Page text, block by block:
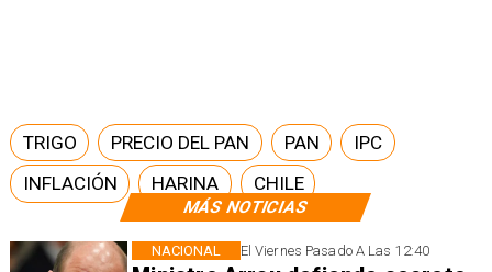
MÁS NOTICIAS
El Viernes Pasado A Las 12:40
NACIONAL
TRIGO PRECIO DEL PAN PAN
IPC
INFLACIÓN
HARINA CHILE